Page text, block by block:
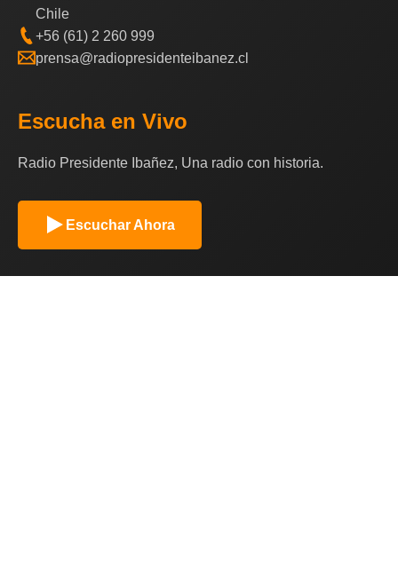
Chile
+56 (61) 2 260 999
prensa@radiopresidenteibanez.cl
Escucha en Vivo
Radio Presidente Ibañez, Una radio con historia.
Escuchar Ahora